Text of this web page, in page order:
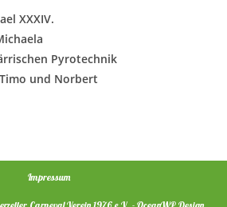
XXXIV.
Pyrotechnik
und Norbert
Impressum